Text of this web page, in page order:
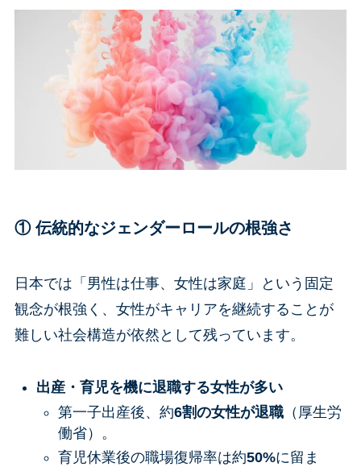
① 伝統的なジェンダーロールの根強さ
日本では「男性は仕事、女性は家庭」という固定
観念が根強く、女性がキャリアを継続することが
難しい社会構造が依然として残っています。
出産・育児を機に退職する女性が多い
第一子出産後、約6割の女性が退職（厚生労
働省）。
育児休業後の職場復帰率は約50%に留ま